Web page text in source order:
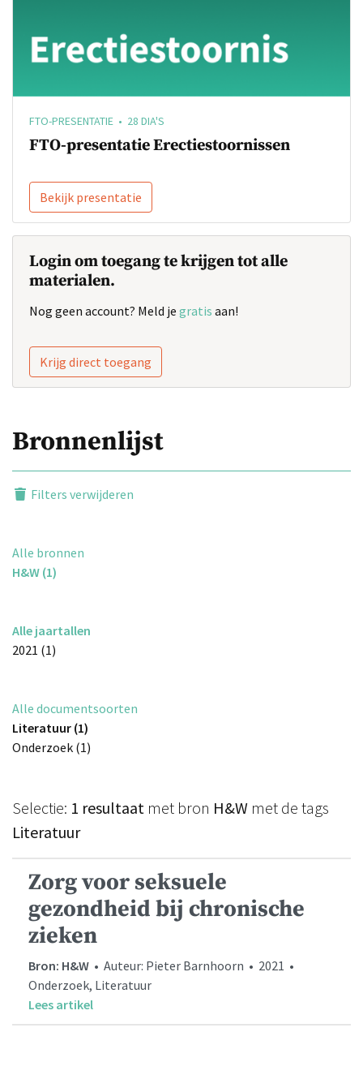
FTO-PRESENTATIE • 28 DIA'S
FTO-presentatie Erectiestoornissen
Bekijk presentatie
Login om toegang te krijgen tot alle
materialen.
Nog geen account? Meld je gratis aan!
Krijg direct toegang
Bronnenlijst
Filters verwijderen
Alle bronnen
H&W (1)
Alle jaartallen
2021 (1)
Alle documentsoorten
Literatuur (1)
Onderzoek (1)
Selectie: 1 resultaat met bron H&W met de tags
Literatuur
Zorg voor seksuele
gezondheid bij chronische
zieken
Bron: H&W • Auteur: Pieter Barnhoorn • 2021 •
Onderzoek, Literatuur
Lees artikel